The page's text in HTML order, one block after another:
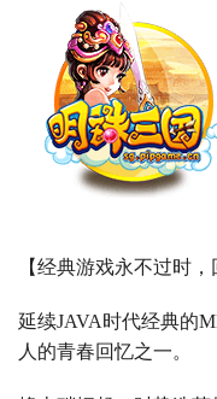
【经典游戏永不过时，
延续JAVA时代经典的
人的青春回忆之一。